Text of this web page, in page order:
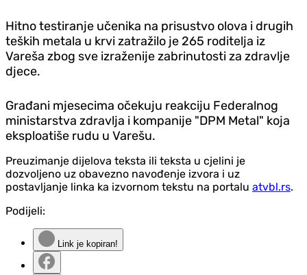
Hitno testiranje učenika na prisustvo olova i drugih
teških metala u krvi zatražilo je 265 roditelja iz
Vareša zbog sve izraženije zabrinutosti za zdravlje
djece.
Građani mjesecima očekuju reakciju Federalnog
ministarstva zdravlja i kompanije "DPM Metal" koja
eksploatiše rudu u Varešu.
Preuzimanje dijelova teksta ili teksta u cjelini je
dozvoljeno uz obavezno navođenje izvora i uz
postavljanje linka ka izvornom tekstu na portalu atvbl.rs.
Podijeli:
Link je kopiran!